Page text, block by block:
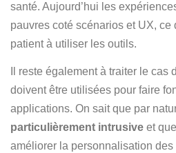
santé. Aujourd’hui les
pauvres coté scénarios et UX, ce
patient à utiliser les outils.
Il reste également à traiter le
doivent être utilisées pour faire
applications. On sait que par
particulièrement intrusive et
améliorer la personnalisation